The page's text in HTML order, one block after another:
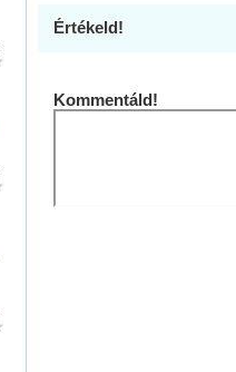
Értékeld!
Kommentáld!